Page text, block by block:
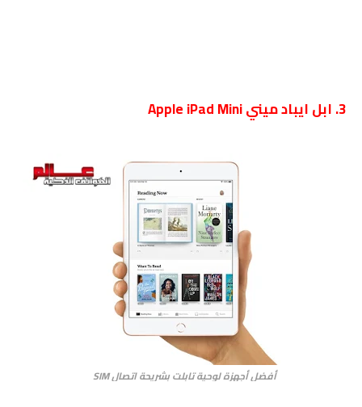
3. ابل ايباد ميني Apple iPad Mini
أفضل أجهزة لوحية تابلت بشريحة اتصال SIM